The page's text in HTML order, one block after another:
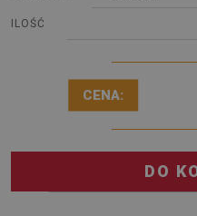
ILOŚĆ
CENA:
DO